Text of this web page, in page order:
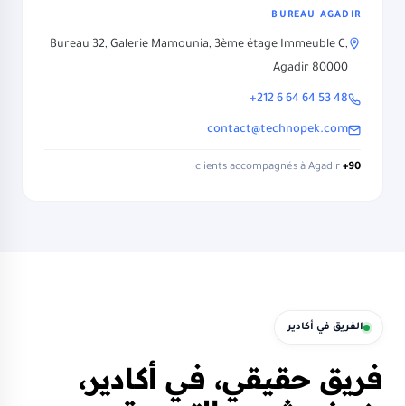
BUREAU AGADIR
Bureau 32, Galerie Mamounia, 3ème étage Immeuble C,
Agadir 80000
+212 6 64 64 53 48
contact@technopek.com
90+
الفريق في أكادير
فريق حقيقي، في أكادير،